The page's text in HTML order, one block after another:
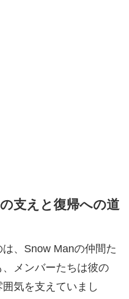
支えと復帰への道
、Snow Manの仲間た
メンバーたちは彼の
気を支えていまし